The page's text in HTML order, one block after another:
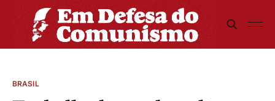
BRASIL